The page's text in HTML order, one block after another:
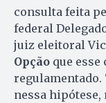
consulta feita
federal
juiz eleitoral
Opção que esse
regulamentado.
nessa hipótese,